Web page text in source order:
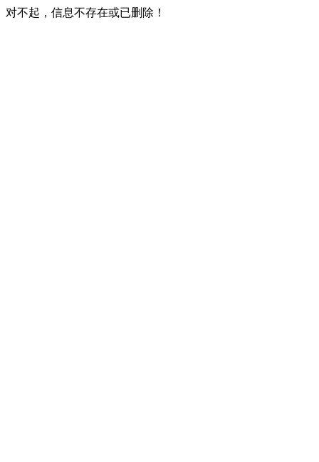
对不起，信息不存在或已删除！